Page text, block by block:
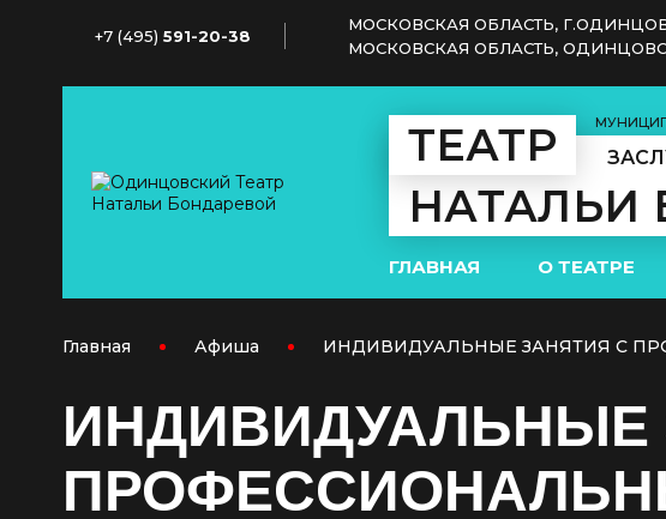
+7 (495) 591-20-38
МОСКОВСКАЯ ОБЛАСТЬ,
МОСКОВСКАЯ ОБЛАСТЬ,
ТЕАТР
НАТАЛЬИ
ГЛАВНАЯ О ТЕАТРЕ
Главная Афиша ИНДИВИДУАЛЬНЫЕ ЗАНЯТИЯ С
ИНДИВИДУАЛЬНЫЕ